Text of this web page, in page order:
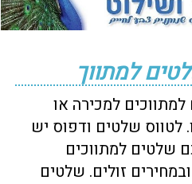
למתווך
למכירה או
לטווס שלטים ודפוס יש
שלטים למתווכים
זולים. שלטים